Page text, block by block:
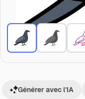
Générer avec l’IA